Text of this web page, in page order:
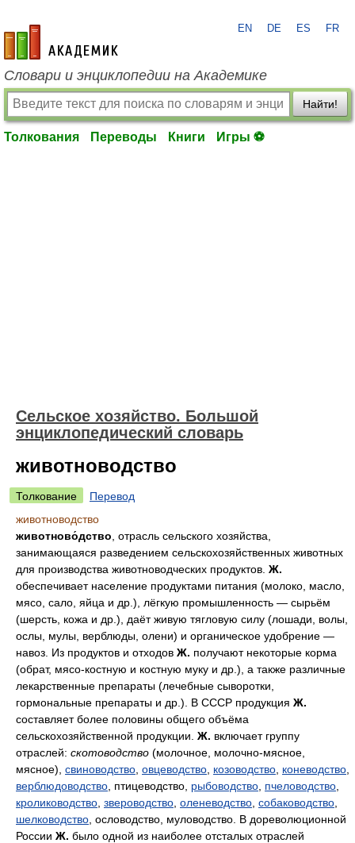
academic.ru
EN DE ES FR
Словари и энциклопедии на Академике
Найти!
Толкования Переводы Книги Игры ⚽
Сельское хозяйство. Большой
энциклопедический словарь
животноводство
Толкование
Перевод
животноводство
животново́дство , отрасль сельского хозяйства,
занимающаяся разведением сельскохозяйственных животных
для производства животноводческих продуктов. Ж.
обеспечивает население продуктами питания (молоко, масло,
мясо, сало, яйца и др.), лёгкую промышленность — сырьём
(шерсть, кожа и др.), даёт живую тягловую силу (лошади, волы,
ослы, мулы, верблюды, олени) и органическое удобрение —
навоз. Из продуктов и отходов Ж. получают некоторые корма
(обрат, мясо-костную и костную муку и др.), а также различные
лекарственные препараты (лечебные сыворотки,
гормональные препараты и др.). В СССР продукция Ж.
составляет более половины общего объёма
сельскохозяйственной продукции. Ж. включает группу
отраслей: скотоводство (молочное, молочно-мясное,
мясное), свиноводство овцеводство козоводство коневодство
верблюдоводство , птицеводство, рыбоводство пчеловодство
кролиководство звероводство оленеводство собаководство
шелководство , ословодство, муловодство. В дореволюционной
России Ж. было одной из наиболее отсталых отраслей